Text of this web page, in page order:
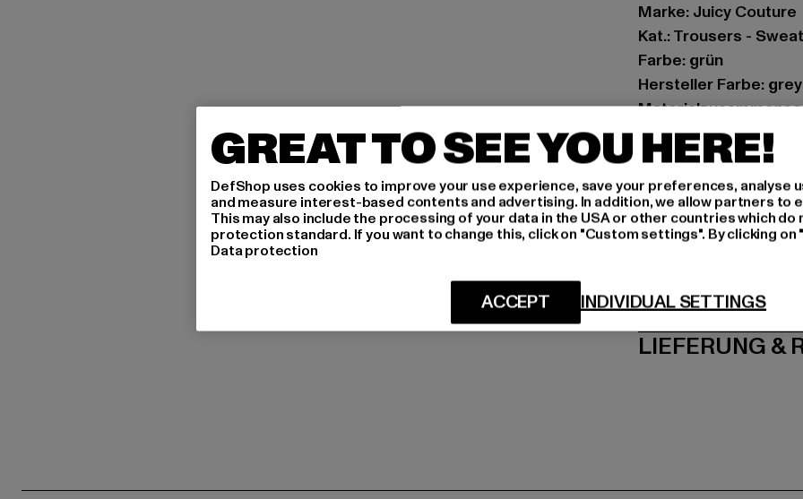
Marke: Juicy Couture
Kat.: Trousers - Sweat
Farbe: grün
Hersteller Farbe:
Art.Nr: JCCHU0002-
Hersteller: INK
Schnellgasse 2 |
LIEFERUNG &
GREAT TO SEE YOU HERE!
DefShop uses cookies to improve your use experience, save your preferences, analyse
and measure interest-based contents and advertising. In addition, we allow partners to
This may also include the processing of your data in the USA or other countries which do
protection standard. If you want to change this, click on "Custom settings". By clicking
Data protection
INDIVIDUAL SETTINGS
ACCEPT